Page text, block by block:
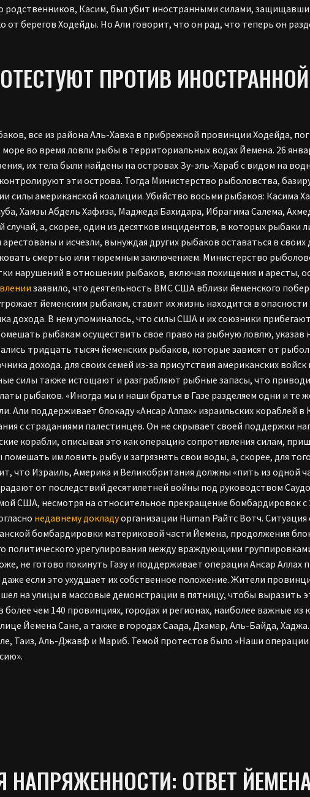
родственников, Касим, был убит иностранными силами,
от берегов Ходейды. Но Али говорит, что он рад, что теперь он
ПРОТИВ ИНОСТРАННОЙ
все из района Аль-Хавха в прибрежной провинции Ходейда,
во время ловли рыбы в территориальных водах Йемена. 26
их тела были найдены на островах Зу-эль-Хараб с видом на
эти острова. Тогда Министерство рыболовства,
силы американской коалиции. Убийство восьми рыбаков: Касима
Хамзы Абдель Хафиза, Маджеда Бахидара, Ибрагима Салема,
а, скорее, один из десятков инцидентов, в которых рыбаки
и исчезли, вынуждая других рыбаков оставаться в своих
смертью или тюремным заключением. Министерство
нарушений в отношении рыбаков, включая похищения и аресты,
заявило, что деятельность ВМС США вблизи йеменского
йеменским рыбакам, ставит их жизнь находится в
дохода. В нем упоминалось, что силы США и их союзники
рыбакам осуществить свое право на рыбную ловлю, указав
тридцать тысяч йеменских рыбаков, которые зависят от
дохода. для своих семей из-за присутствия американских
силы также истощают и разграбляют рыбные запасы, что
рыбаков. «Иногда мы и наши братья в Газе разделяем одни и те
Али поддерживает блокаду «Ансар Аллах» израильских кораблей в
с страданиями палестинцев. Он не скрывает своей поддержки
корабли, описывая это как операцию сопротивления силам,
помешать им ловить рыбу и загрязнять свои воды, а, скорее, для
что Израиль, Америка и Великобритания должны «пить из одной
от последствий десятилетней войны под руководством
США, несмотря на относительное прекращение бомбардировок с
недавнему докладуорганизации Human Райтс Вотч. Ситуация
бомбардировки материковой части Йемена, продолжения
политического урегулирования между враждующими
не готово покинуть Газу и поддерживает операции Ансар
если это ухудшает их собственное положение. Жители
на улицы в массовые демонстрации в пятницу, чтобы выразить
чем 140 провинциях, городах и регионах, наиболее важные из
Йемена Сане, а также в городах Саада, Дхамар, Аль-Байда,
Таиз, Аль-Джавф и Мариб. Темой протестов было «Наши
НАПРЯЖЕННОСТИ: ОТВЕТ